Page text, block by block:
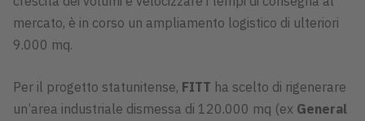
mercato, è in corso un ampliamento logistico di ulteriori
9.000 mq.
Per il progetto statunitense, FITT ha scelto di rigenerare
un’area industriale dismessa di 120.000 mq (ex General